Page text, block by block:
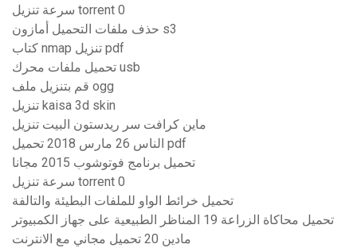
سرعة تنزيل torrent 0
حذف ملفات التحميل أمازون s3
كتاب nmap تنزيل pdf
تحميل ملفات محرك usb
قم بتنزيل ملف ogg
تنزيل kaisa 3d skin
ماين كرافت سر ريدستون البيت تنزيل
الناس 26 مارس 2018 تحميل pdf
تحميل برنامج فوتوشوب 2015 مجانا
سرعة تنزيل torrent 0
تحميل خرائط الواو للملفات البطيئة والتالفة
تحميل محاكاة الزراعة 19 المناظر الطبيعية على جهاز الكمبيوتر
مادين 20 تحميل مجاني مع الانترنت